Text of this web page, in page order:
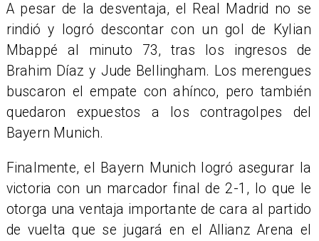
A pesar de la desventaja, el Real Madrid no se
rindió y logró descontar con un gol de Kylian
Mbappé al minuto 73, tras los ingresos de
Brahim Díaz y Jude Bellingham. Los merengues
buscaron el empate con ahínco, pero también
quedaron expuestos a los contragolpes del
Bayern Munich.
Finalmente, el Bayern Munich logró asegurar la
victoria con un marcador final de 2-1, lo que le
otorga una ventaja importante de cara al partido
de vuelta que se jugará en el Allianz Arena el